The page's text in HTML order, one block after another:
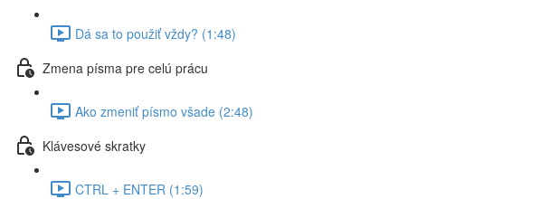
Dá sa to použiť vždy? (1:48)
Zmena písma pre celú prácu
Ako zmeniť písmo všade (2:48)
Klávesové skratky
CTRL + ENTER (1:59)